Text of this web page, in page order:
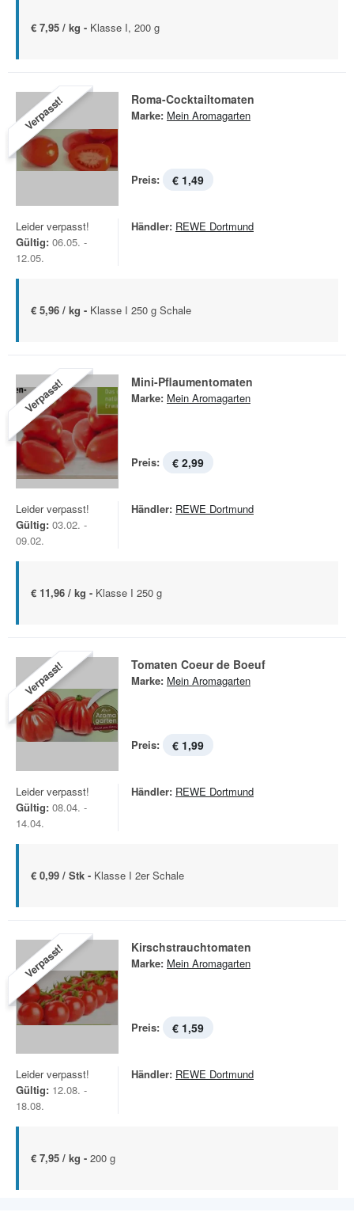
€ 7,95 / kg - Klasse I, 200 g
Verpasst! Roma-Cocktailtomaten
Marke: Mein Aromagarten
Preis: € 1,49
Leider verpasst!
Gültig: 06.05. -
12.05.
Händler: REWE Dortmund
€ 5,96 / kg - Klasse I 250 g Schale
Verpasst! Mini-Pflaumentomaten
Marke: Mein Aromagarten
Preis: € 2,99
Leider verpasst!
Gültig: 03.02. -
09.02.
Händler: REWE Dortmund
€ 11,96 / kg - Klasse I 250 g
Verpasst! Tomaten Coeur de Boeuf
Marke: Mein Aromagarten
Preis: € 1,99
Leider verpasst!
Gültig: 08.04. -
14.04.
Händler: REWE Dortmund
€ 0,99 / Stk - Klasse I 2er Schale
Verpasst! Kirschstrauchtomaten
Marke: Mein Aromagarten
Preis: € 1,59
Leider verpasst!
Gültig: 12.08. -
18.08.
Händler: REWE Dortmund
€ 7,95 / kg - 200 g